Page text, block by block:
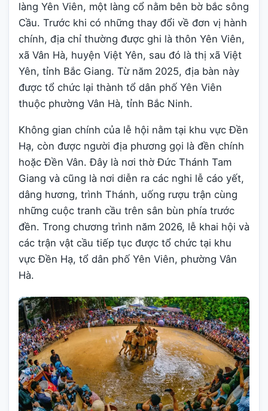
làng Yên Viên, một làng cổ nằm bên bờ bắc sông
Cầu. Trước khi có những thay đổi về đơn vị hành
chính, địa chỉ thường được ghi là thôn Yên Viên,
xã Vân Hà, huyện Việt Yên, sau đó là thị xã Việt
Yên, tỉnh Bắc Giang. Từ năm 2025, địa bàn này
được tổ chức lại thành tổ dân phố Yên Viên
thuộc phường Vân Hà, tỉnh Bắc Ninh.
Không gian chính của lễ hội nằm tại khu vực Đền
Hạ, còn được người địa phương gọi là đền chính
hoặc Đền Vân. Đây là nơi thờ Đức Thánh Tam
Giang và cũng là nơi diễn ra các nghi lễ cáo yết,
dâng hương, trình Thánh, uống rượu trận cùng
những cuộc tranh cầu trên sân bùn phía trước
đền. Trong chương trình năm 2026, lễ khai hội và
các trận vật cầu tiếp tục được tổ chức tại khu
vực Đền Hạ, tổ dân phố Yên Viên, phường Vân
Hà.